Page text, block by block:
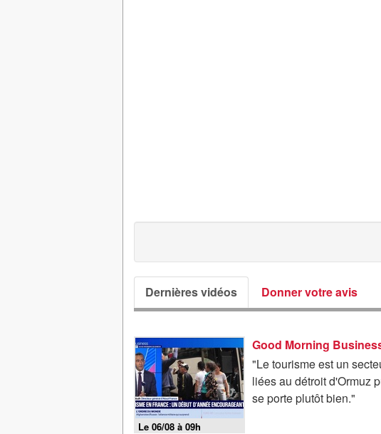
Dernières vidéos Donner votre avis
Le 06/08 à 09h
"Le tourisme est un
liées au détroit d'Ormuz
se porte plutôt bien."